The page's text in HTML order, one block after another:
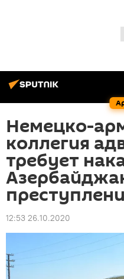
Немецко-
коллегия
требует
12:53 26.10.2020